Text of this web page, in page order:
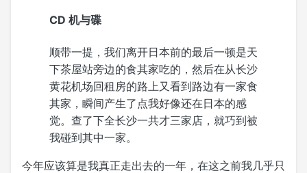
CD 机与碟
顺带一提，我们离开日本前的最后一顿是天
下茶屋站旁边的食其家吃的，然后在从长沙
黄花机场回租房的路上又看到路边有一家食
其家，瞬间产生了点我好像还在日本的感
觉。查了下全长沙一共才三家店，就巧到被
我碰到其中一家。
今年应该算是我真正走出去的一年，在这之前我几乎只